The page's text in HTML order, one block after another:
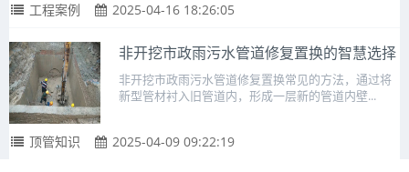
工程案例 2025-04-16 18:26:05
非开挖市政雨污水管道修复置换的智慧选择
非开挖市政雨污水管道修复置换常见的方法，通过将
新型管材衬入旧管道内，形成一层新的管道内壁...
顶管知识 2025-04-09 09:22:19